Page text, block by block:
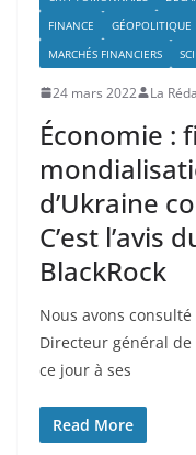
FINANCE
GÉOPOLITIQUE
MARCHÉS FINANCIERS
24 mars 2022 La
Économie :
d’Ukraine
C’est l’avis
BlackRock
Nous avons
Directeur général de
ce jour à ses
Read More